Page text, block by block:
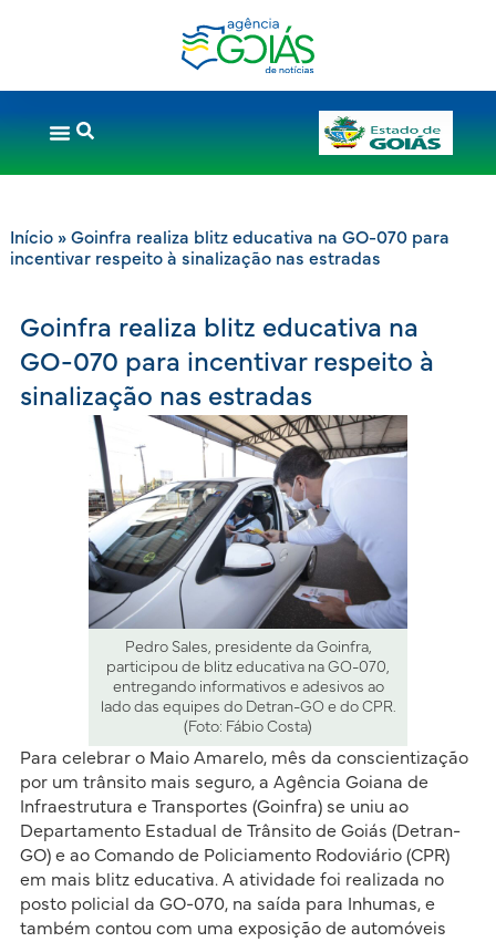
Início» Goinfra realiza blitz educativa na GO-070 para
incentivar respeito à sinalização nas estradas
Goinfra realiza blitz educativa na
GO-070 para incentivar respeito à
sinalização nas estradas
Pedro Sales, presidente da Goinfra,
participou de blitz educativa na GO-070,
entregando informativos e adesivos ao
lado das equipes do Detran-GO e do CPR.
(Foto: Fábio Costa)
Para celebrar o Maio Amarelo, mês da conscientização
por um trânsito mais seguro, a Agência Goiana de
Infraestrutura e Transportes (Goinfra) se uniu ao
Departamento Estadual de Trânsito de Goiás (Detran-
GO) e ao Comando de Policiamento Rodoviário (CPR)
em mais blitz educativa. A atividade foi realizada no
posto policial da GO-070, na saída para Inhumas, e
também contou com uma exposição de automóveis